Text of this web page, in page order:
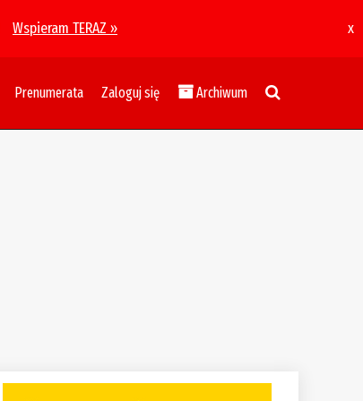
Wspieram TERAZ » x
Prenumerata Zaloguj się Archiwum